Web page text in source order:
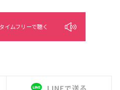
タイムフリーで聴く
LINEで送る